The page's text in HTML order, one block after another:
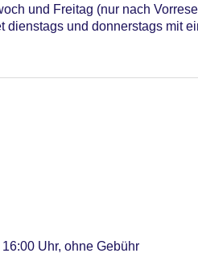
und Freitag (nur nach
und donnerstags mit
Uhr, ohne Gebühr